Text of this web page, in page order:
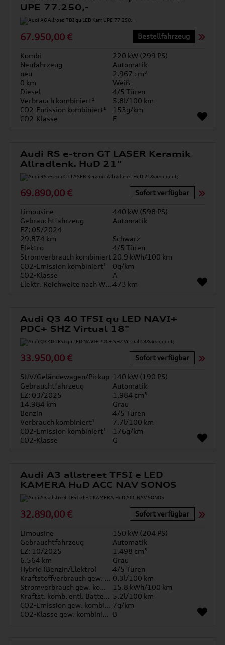
UPE 77.250,-
67.950,00 € Bestellfahrzeug
Kombi
220 kW (299 PS)
Neufahrzeug
Automatik
neu
2.967 cm³
0 km
Weiß
Diesel
4/5 Türen
Verbrauch kombiniert¹
5.8l/100 km
CO2-Emission kombiniert¹
153g/km
CO2-Klasse
E
Audi RS e-tron GT LASER Keramik
Allradlenk. HuD 21"
69.890,00 € Sofort verfügbar
Limousine
440 kW (598 PS)
Gebrauchtfahrzeug
Automatik
EZ: 05/2024
29.874 km
Schwarz
Elektro
4/5 Türen
Stromverbrauch kombiniert20.9 kWh/100 km
CO2-Emission kombiniert¹
0g/km
CO2-Klasse
A
Elektr. Reichweite nach WLTP*473 km
Audi Q3 40 TFSI qu LED NAVI+
PDC+ SHZ Virtual 18"
33.950,00 € Sofort verfügbar
SUV/Geländewagen/Pickup 140 kW (190 PS)
Gebrauchtfahrzeug
Automatik
EZ: 03/2025
1.984 cm³
14.984 km
Grau
Benzin
4/5 Türen
Verbrauch kombiniert¹
7.7l/100 km
CO2-Emission kombiniert¹
176g/km
CO2-Klasse
G
Audi A3 allstreet TFSI e LED
KAMERA HuD ACC NAV SONOS
32.890,00 € Sofort verfügbar
Limousine
150 kW (204 PS)
Gebrauchtfahrzeug
Automatik
EZ: 10/2025
1.498 cm³
6.564 km
Grau
Hybrid (Benzin/Elektro)
4/5 Türen
Kraftstoffverbrauch gew. kombiniert 0.3l/100 km
Stromverbrauch gew. kombiniert
15.8 kWh/100 km
Kraftst. komb. entl. Batterie 5.2l/100 km
CO2-Emission gew. kombiniert 7g/km
CO2-Klasse gew. kombiniert B